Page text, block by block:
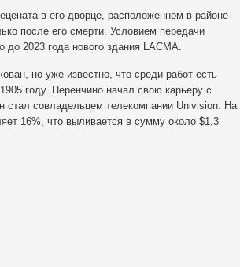
в его дворце, расположенном в районе
после его смерти. Условием передачи
2023 года нового здания LACMA.
но уже известно, что среди работ есть
году. Перенчино начал свою карьеру с
стал совладельцем телекомпании Univision. На
16%, что выливается в сумму около $1,3